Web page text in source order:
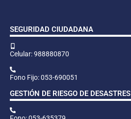
SEGURIDAD CIUDADANA
Celular: 988880870
Fono Fijo: 053-690051
GESTIÓN DE RIESGO DE DESASTRES